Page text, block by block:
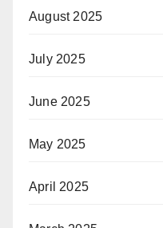
August 2025
July 2025
June 2025
May 2025
April 2025